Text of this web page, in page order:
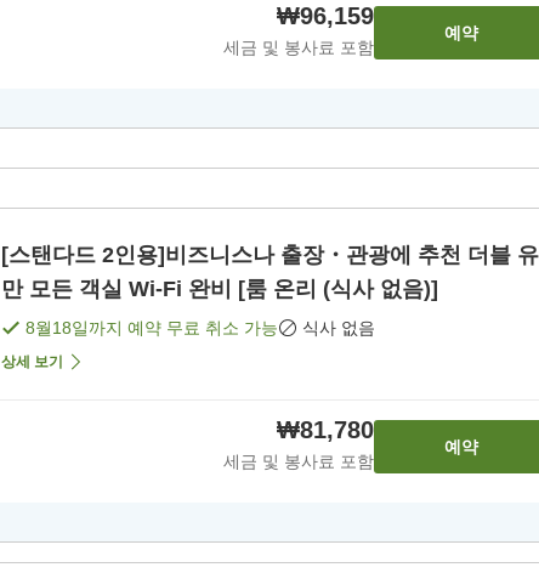
₩96,159
세금 및 봉사료 포함
예약
[스탠다드 2인용]비즈니스나 출장・관광에 추천 더블 유스 숙박
만 모든 객실 Wi-Fi 완비 [룸 온리 (식사 없음)]
8월18일까지 예약 무료 취소 가능 식사 없음
상세 보기
₩81,780
세금 및 봉사료 포함
예약